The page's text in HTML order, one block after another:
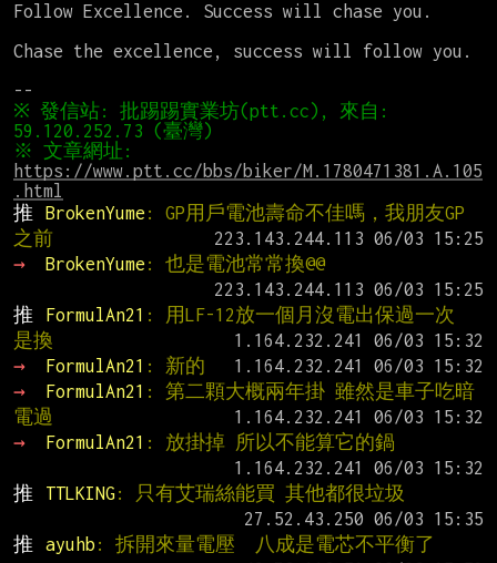
Follow Excellence. Success will chase you.
Chase the excellence, success will follow you.
※ 發信站: 批踢踢實業坊(ptt.cc), 來自:
https://www.ptt.cc/bbs/biker/M.1780471381.A.105
.html
推
BrokenYume : GP用戶電池壽命不佳嗎，我朋友GP
之前
→
BrokenYume : 也是電池常常換@@
推
FormulAn21 : 用LF-12放一個月沒電出保過一次
是換
→
FormulAn21 : 新的
→
FormulAn21 : 第二顆大概兩年掛 雖然是車子吃暗
電過
→
FormulAn21 : 放掛掉 所以不能算它的鍋
推
TTLKING: 只有艾瑞絲能買 其他都很垃圾
推
ayuhb : 拆開來量電壓  八成是電芯不平衡了